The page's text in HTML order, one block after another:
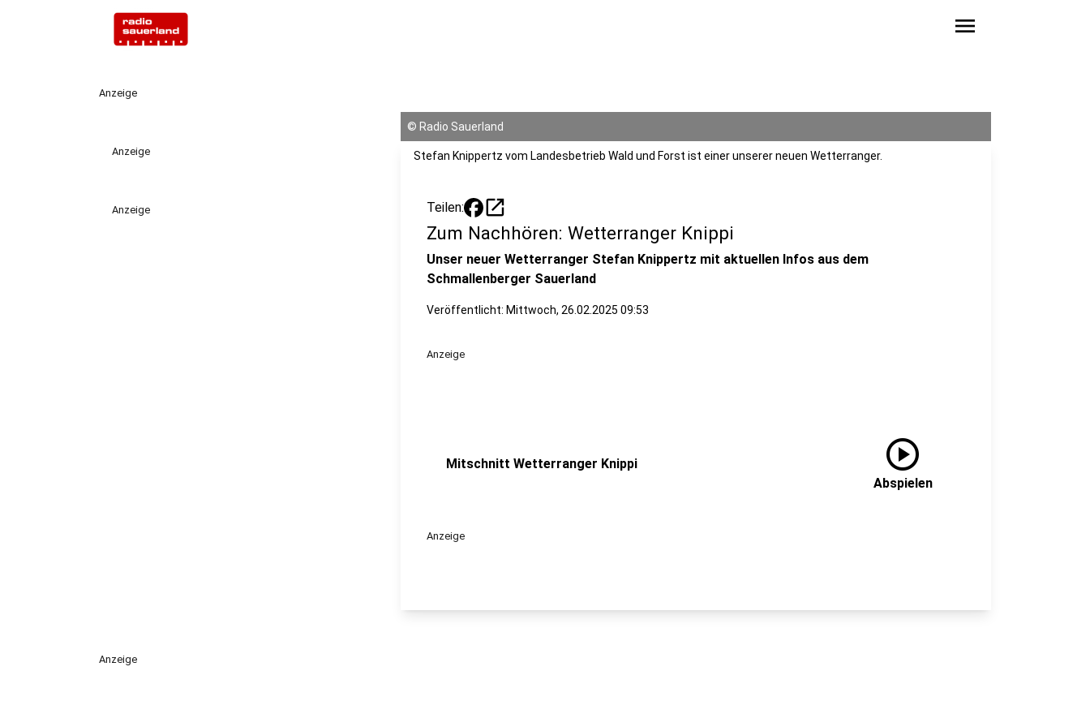
menu
Anzeige
Anzeige
Anzeige
© Radio Sauerland
Stefan Knippertz vom Landesbetrieb Wald und Forst ist einer unserer neuen Wetterranger.
Teilen: open_in_new
Zum Nachhören: Wetterranger Knippi
Unser neuer Wetterranger Stefan Knippertz mit aktuellen Infos aus dem
Schmallenberger Sauerland
Veröffentlicht: Mittwoch, 26.02.2025 09:53
Anzeige
Mitschnitt Wetterranger Knippi play_circle
Abspielen
Anzeige
Anzeige